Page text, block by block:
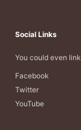
Social Links
You could even
Facebook
Twitter
YouTube